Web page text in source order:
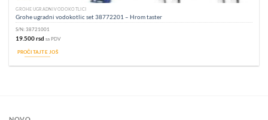
GROHE UGRADNI VODOKOTLIĆI
Grohe ugradni vodokotlic set 38772201 – Hrom taster
S/N:38721001
19.500rsd sa PDV
PROČITAJTE JOŠ